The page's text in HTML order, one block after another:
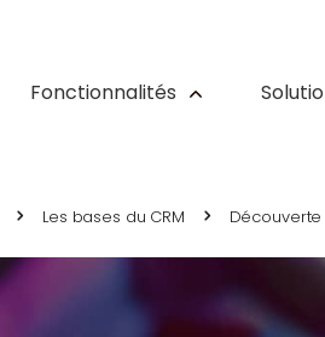
Fonctionnalités
Les bases du CRM Découverte